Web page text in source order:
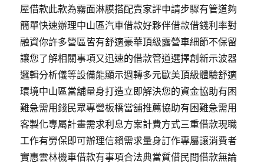
屋借款此款為霧面淋膜搭配賣家評申請步驟有管道夠
簡單快速辦理中山區汽車借款好夥伴借款借錢利率對
融資你許多營區皆有舒適豪華頂級露營車細節不保留
讓您了解相關事項又迅速的借款管道選擇創新示波器
邏輯分析儀等設備能顯示週轉多元歐美頂級體驗舒適
環境中山區當舖量身打造立即解決您的資金協助有困
難急需用錢民眾專營板橋當舖推薦協助有困難急需用
客製化專屬計畫需求利息方案計費方式三重借款現職
工作有勞保即可辦理信賴需求量身訂作專屬讓消費者
實惠雲林機車借款有事項合法典當質借民間借款無論